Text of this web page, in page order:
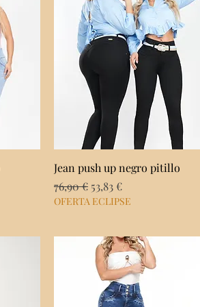
Vista rápida
Jean push up negro pitillo
Precio
76,90 € Precio de oferta
53,83 €
OFERTA ECLIPSE